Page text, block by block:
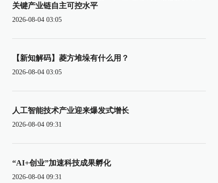
关键产业链自主可控水平
2026-08-04 03:05
【新知解码】菱方堆垛有什么用？
2026-08-04 03:05
人工智能技术产业迎来爆发式增长
2026-08-04 09:31
“AI+创业”加速科技成果孵化
2026-08-04 09:31